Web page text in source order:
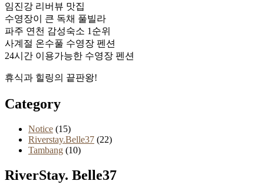
임진강 리버뷰 맛집
수영장이 큰 독채 풀빌라
파주 연천 감성숙소 1순위
사계절 온수풀 수영장 펜션
24시간 이용가능한 수영장 펜션
휴식과 힐링의 끝판왕!
Category
Notice (15)
Riverstay.Belle37 (22)
Tambang (10)
RiverStay. Belle37